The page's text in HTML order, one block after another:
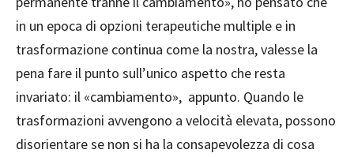
in un epoca di opzioni terapeutiche multiple e in
trasformazione continua come la nostra, valesse la
pena fare il punto sull’unico aspetto che resta
invariato: il «cambiamento», appunto. Quando le
trasformazioni avvengono a velocità elevata, possono
disorientare se non si ha la consapevolezza di cosa